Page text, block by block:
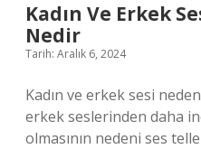
Kadın Ve Erkek
Nedir
Tarih: Aralık 6, 2024
Kadın ve erkek sesi
erkek seslerinden daha
olmasının nedeni ses